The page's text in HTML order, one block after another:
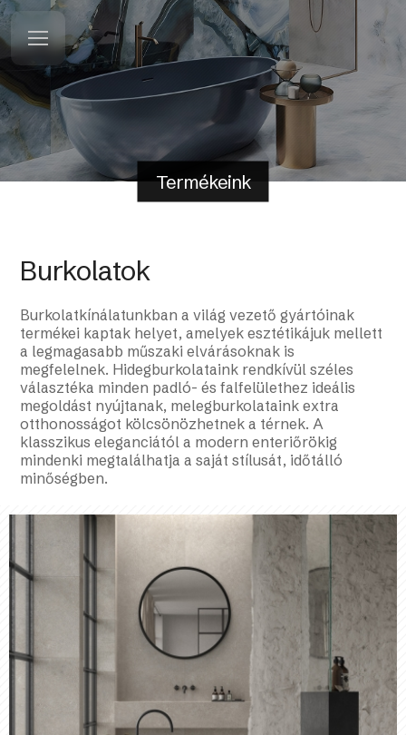
Termékeink
Burkolatok
Burkolatkínálatunkban a világ vezető gyártóinak
termékei kaptak helyet, amelyek esztétikájuk mellett
a legmagasabb műszaki elvárásoknak is
megfelelnek. Hidegburkolataink rendkívül széles
választéka minden padló- és falfelülethez ideális
megoldást nyújtanak, melegburkolataink extra
otthonosságot kölcsönözhetnek a térnek. A
klasszikus eleganciától a modern enteriőrökig
mindenki megtalálhatja a saját stílusát, időtálló
minőségben.